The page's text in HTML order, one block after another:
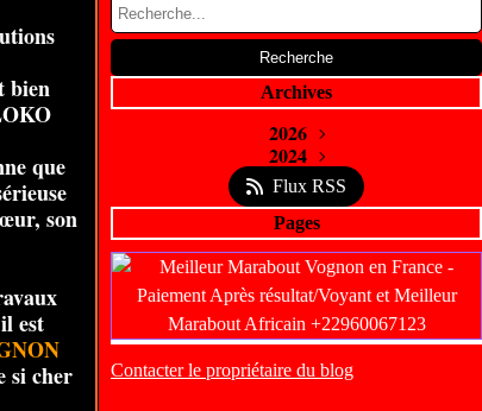
bien
que
son
est
si cher
Archives
2026
Juin(300)
Avril(5)
2024
Février(1)
Flux RSS
Pages
Contacter le propriétaire du blog